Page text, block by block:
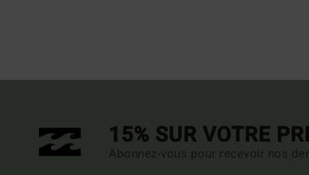
15% SUR VOTRE
Abonnez-vous pour recevoir nos